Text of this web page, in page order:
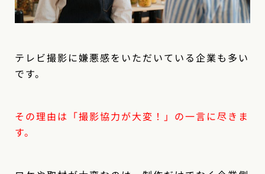
テレビ撮影に嫌悪感をいただいている企業も多い
です。
その理由は「撮影協力が大変！」の一言に尽きま
す。